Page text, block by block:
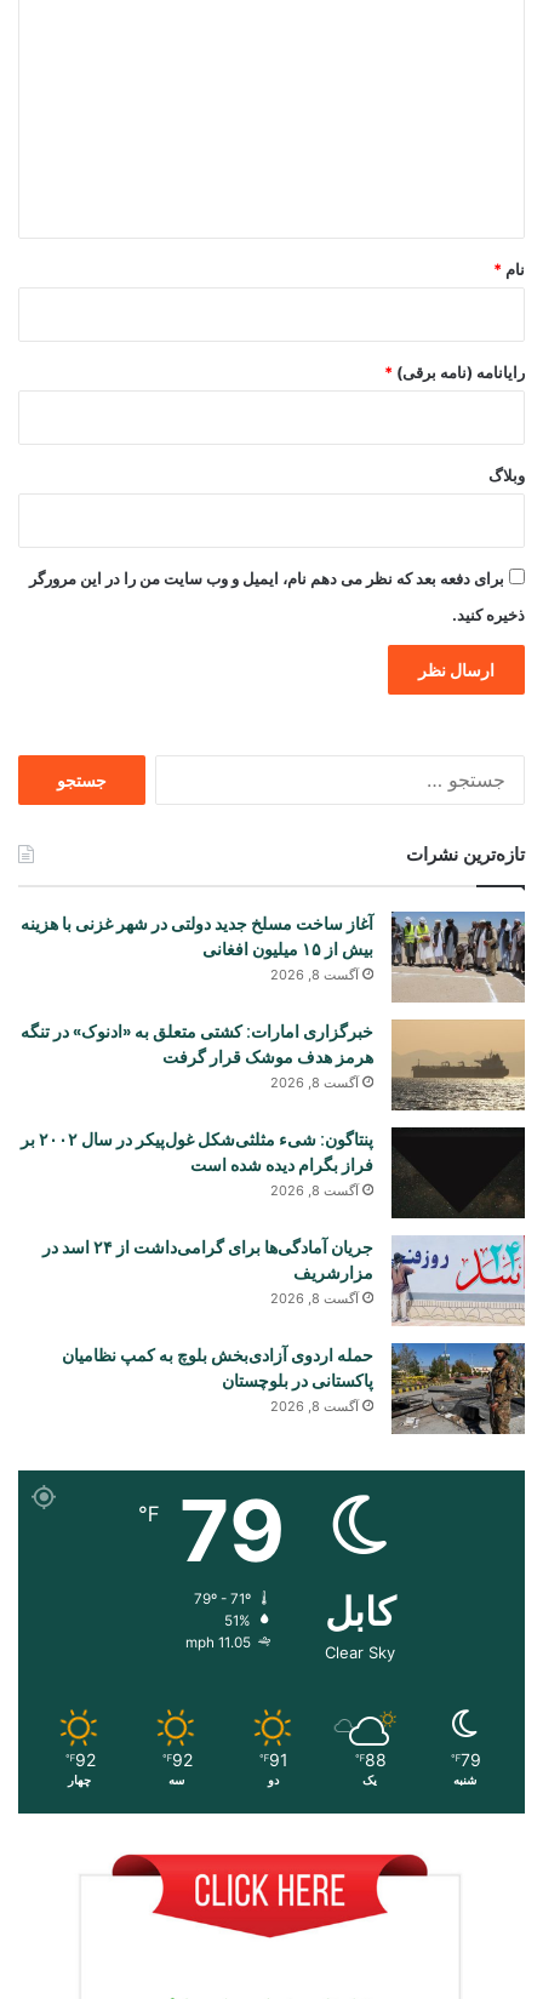
نام *
رایانامه (نامه برقی) *
وبلاگ
برای دفعه بعد که نظر می دهم نام، ایمیل و وب سایت من را در این مرورگر
ذخیره کنید.
تازه‌ترین نشرات
آغاز ساخت مسلخ جدید دولتی در شهر غزنی با هزینه
بیش از ۱۵ میلیون افغانی
آگست 8, 2026
خبرگزاری امارات: کشتی متعلق به «ادنوک» در تنگه
هرمز هدف موشک قرار گرفت
آگست 8, 2026
پنتاگون: شیء مثلثی‌شکل غول‌پیکر در سال ۲۰۰۲ بر
فراز بگرام دیده شده است
آگست 8, 2026
جریان آمادگی‌ها برای گرامی‌داشت از ۲۴ اسد در
مزارشریف
آگست 8, 2026
حمله اردوی آزادی‌بخش بلوچ به کمپ نظامیان
پاکستانی در بلوچستان
آگست 8, 2026
کابل
Clear Sky
79
℉
51%
11.05 mph
79
℉
شنبه
88
℉
یک
91
℉
دو
92
℉
سه
92
℉
چهار